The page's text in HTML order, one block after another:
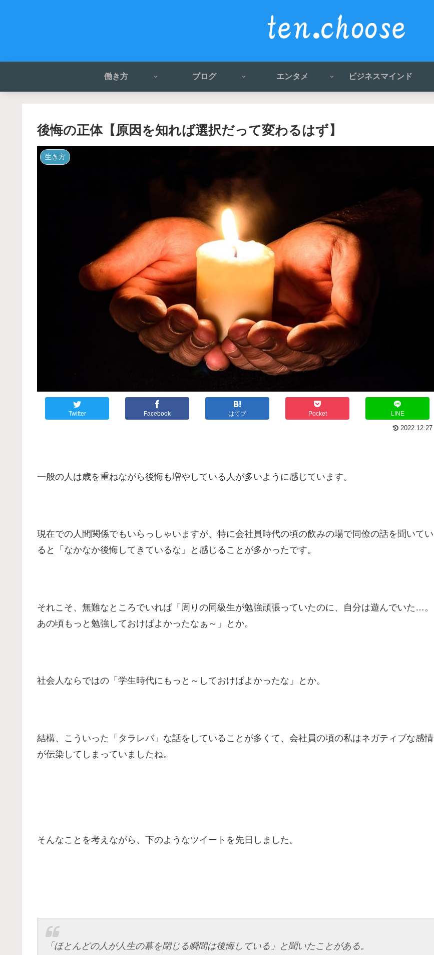
働き方 ブログ エンタメ ビジネスマインド
後悔の正体【原因を知れば選択だって変わるはず】
生き方
Twitter Facebook はてブ Pocket LINE
2022.12.27
一般の人は歳を重ねながら後悔も増やしている人が多いように感じています。
現在での人間関係でもいらっしゃいますが、特に会社員時代の頃の飲みの場で同僚の話を聞いてい
ると「なかなか後悔してきているな」と感じることが多かったです。
それこそ、無難なところでいれば「周りの同級生が勉強頑張っていたのに、自分は遊んでいた…。
あの頃もっと勉強しておけばよかったなぁ～」とか。
社会人ならではの「学生時代にもっと～しておけばよかったな」とか。
結構、こういった「タラレバ」な話をしていることが多くて、会社員の頃の私はネガティブな感情
が伝染してしまっていましたね。
そんなことを考えながら、下のようなツイートを先日しました。
「ほとんどの人が人生の幕を閉じる瞬間は後悔している」と聞いたことがある。